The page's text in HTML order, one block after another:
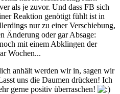
als je zuvor. Und dass FB sich
Reaktion genötigt fühlt ist in
nur zu einer Verschiebung,
Änderung oder gar Absage:
mit einem Abklingen der
Wochen...
anhält werden wir in, sagen wir
uns die Daumen drücken! Ich
gerne positiv überraschen!